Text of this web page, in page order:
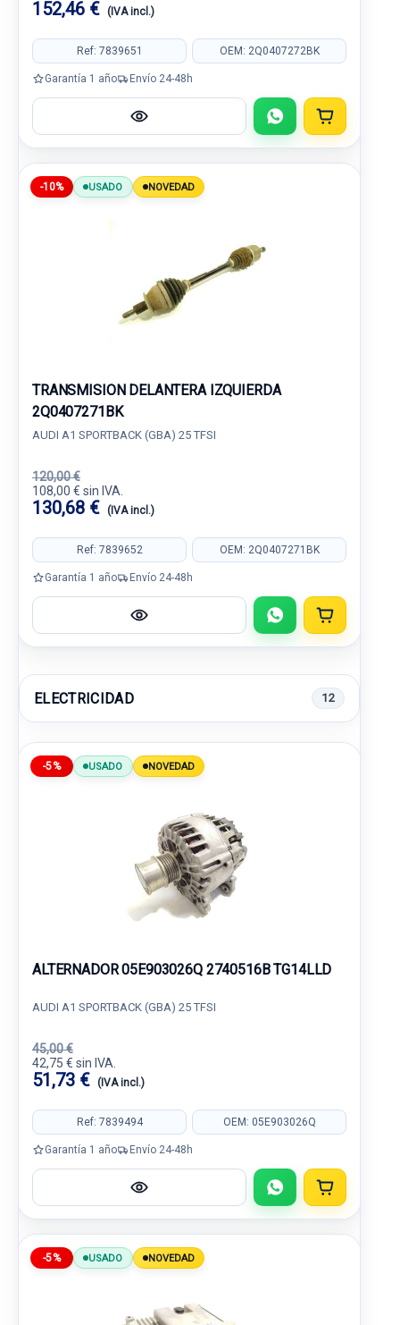
152,46 € (IVA incl.)
Ref: 7839651 OEM: 2Q0407272BK
Garantía 1 año Envío 24-48h
-10% USADO NOVEDAD
TRANSMISION DELANTERA IZQUIERDA
2Q0407271BK
AUDI A1 SPORTBACK (GBA) 25 TFSI
120,00 €
108,00 € sin IVA.
130,68 € (IVA incl.)
Ref: 7839652 OEM: 2Q0407271BK
Garantía 1 año Envío 24-48h
ELECTRICIDAD 12
-5% USADO NOVEDAD
ALTERNADOR 05E903026Q 2740516B TG14LLD
AUDI A1 SPORTBACK (GBA) 25 TFSI
45,00 €
42,75 € sin IVA.
51,73 € (IVA incl.)
Ref: 7839494 OEM: 05E903026Q
Garantía 1 año Envío 24-48h
-5% USADO NOVEDAD